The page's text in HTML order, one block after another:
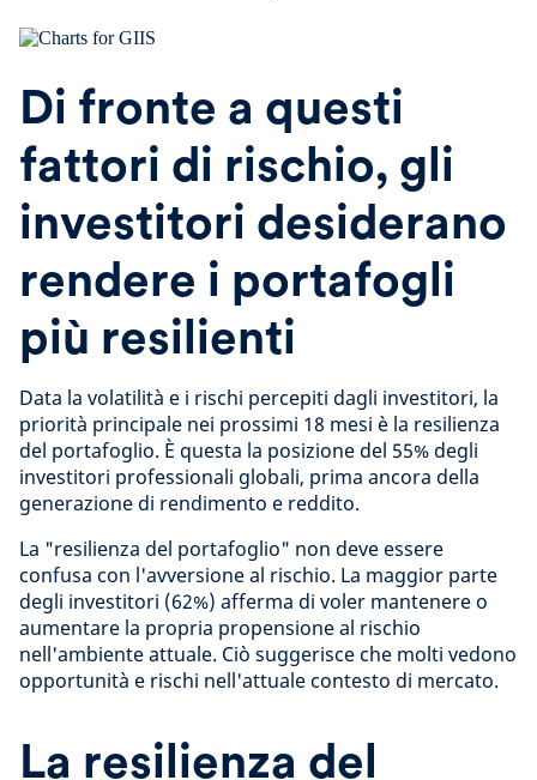
Di fronte a questi
fattori di rischio, gli
investitori desiderano
rendere i portafogli
più resilienti
Data la volatilità e i rischi percepiti dagli investitori, la
priorità principale nei prossimi 18 mesi è la resilienza
del portafoglio. È questa la posizione del 55% degli
investitori professionali globali, prima ancora della
generazione di rendimento e reddito.
La "resilienza del portafoglio" non deve essere
confusa con l'avversione al rischio. La maggior parte
degli investitori (62%) afferma di voler mantenere o
aumentare la propria propensione al rischio
nell'ambiente attuale. Ciò suggerisce che molti vedono
opportunità e rischi nell'attuale contesto di mercato.
La resilienza del